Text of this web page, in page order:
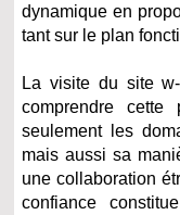
dynamique en
tant sur le plan
La visite du site
comprendre
seulement les
mais aussi sa
une collaboration
confiance